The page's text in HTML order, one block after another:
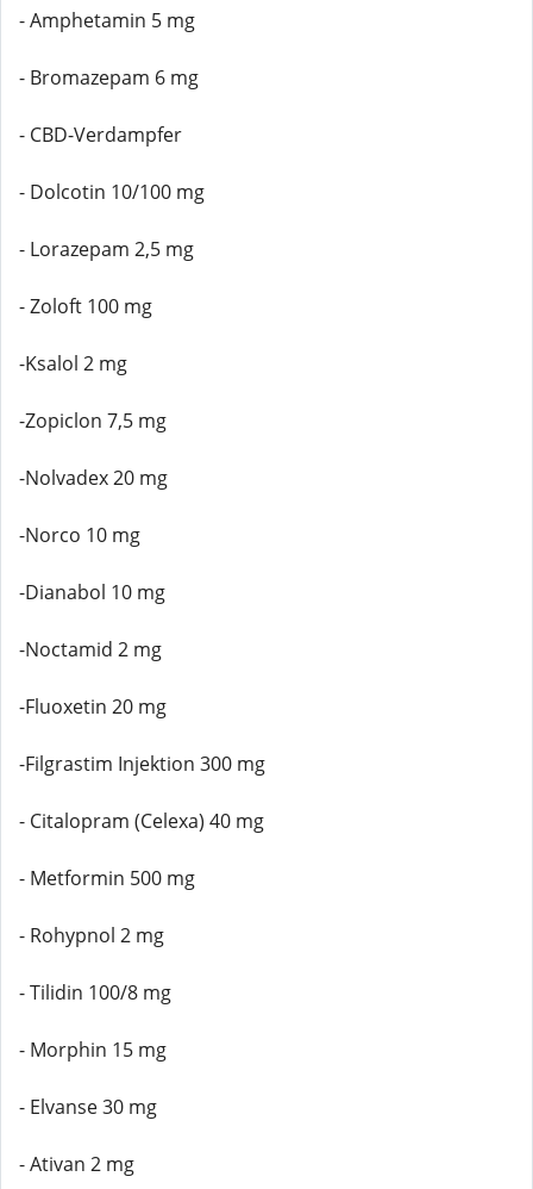
- Amphetamin 5 mg
- Bromazepam 6 mg
- CBD-Verdampfer
- Dolcotin 10/100 mg
- Lorazepam 2,5 mg
- Zoloft 100 mg
-Ksalol 2 mg
-Zopiclon 7,5 mg
-Nolvadex 20 mg
-Norco 10 mg
-Dianabol 10 mg
-Noctamid 2 mg
-Fluoxetin 20 mg
-Filgrastim Injektion 300 mg
- Citalopram (Celexa) 40 mg
- Metformin 500 mg
- Rohypnol 2 mg
- Tilidin 100/8 mg
- Morphin 15 mg
- Elvanse 30 mg
- Ativan 2 mg